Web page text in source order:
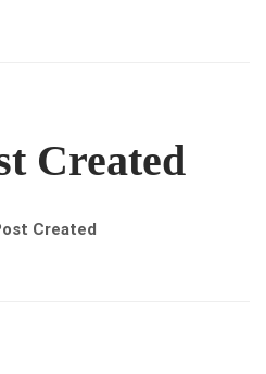
Created
Created